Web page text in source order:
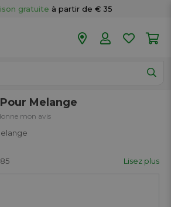
gratuite à partir de € 35
50 magasins
Melange
mon avis
Lisez plus